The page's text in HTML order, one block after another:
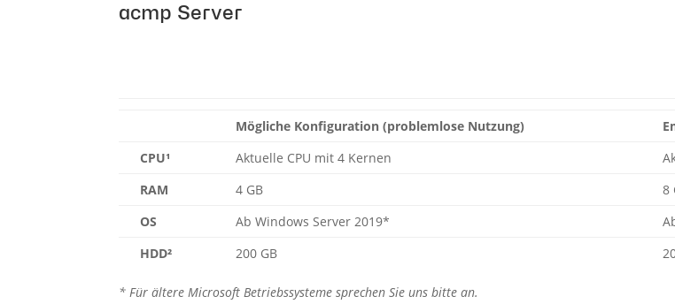
acmp Server
Mögliche Konfiguration (problemlose Nutzung)
CPU¹
Aktuelle CPU mit 4 Kernen
RAM
4 GB
8
OS
Ab Windows Server 2019*
HDD²
200 GB
* Für ältere Microsoft Betriebssysteme sprechen Sie uns bitte an.